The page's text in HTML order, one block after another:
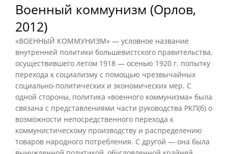
Военный коммунизм (Орлов,
2012)
«ВОЕННЫЙ КОММУНИЗМ» — условное название
внутренней политики большевистского правительства,
осуществившего летом 1918 — осенью 1920 г. попытку
перехода к социализму с помощью чрезвычайных
социально-политических и экономических мер. С
одной стороны, политика «военного коммунизма» была
связана с представлениями части руководства РКП(б) о
возможности непосредственного перехода к
коммунистическому производству и распределению
товаров народного потребления. С другой — она была